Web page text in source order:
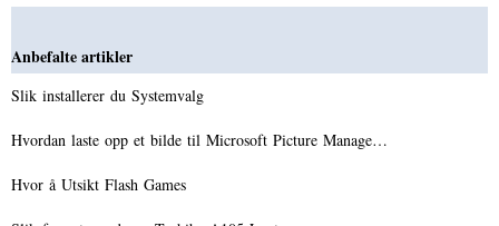
Anbefalte artikler
Slik installerer du Systemvalg
Hvordan laste opp et bilde til Microsoft Picture Manage…
Hvor å Utsikt Flash Games